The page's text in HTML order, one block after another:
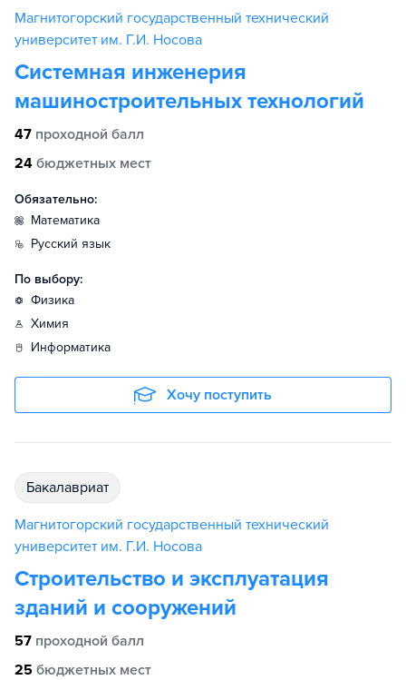
Магнитогорский государственный технический
университет им. Г.И. Носова
Системная инженерия
машиностроительных технологий
47 проходной балл
24 бюджетных мест
Обязательно:
математика
русский язык
По выбору:
физика
химия
информатика
Хочу поступить
бакалавриат
Магнитогорский государственный технический
университет им. Г.И. Носова
Строительство и эксплуатация
зданий и сооружений
57 проходной балл
25 бюджетных мест